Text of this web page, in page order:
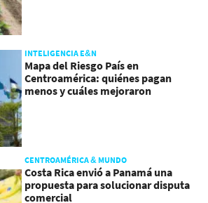
INTELIGENCIA E&N
Mapa del Riesgo País en
Centroamérica: quiénes pagan
menos y cuáles mejoraron
CENTROAMÉRICA & MUNDO
Costa Rica envió a Panamá una
propuesta para solucionar disputa
comercial